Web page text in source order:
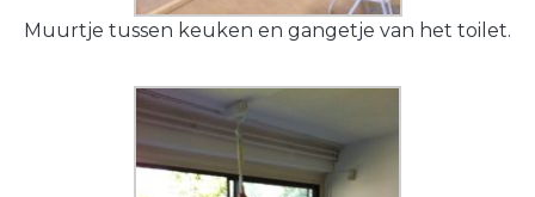
Muurtje tussen keuken en gangetje van het toilet.